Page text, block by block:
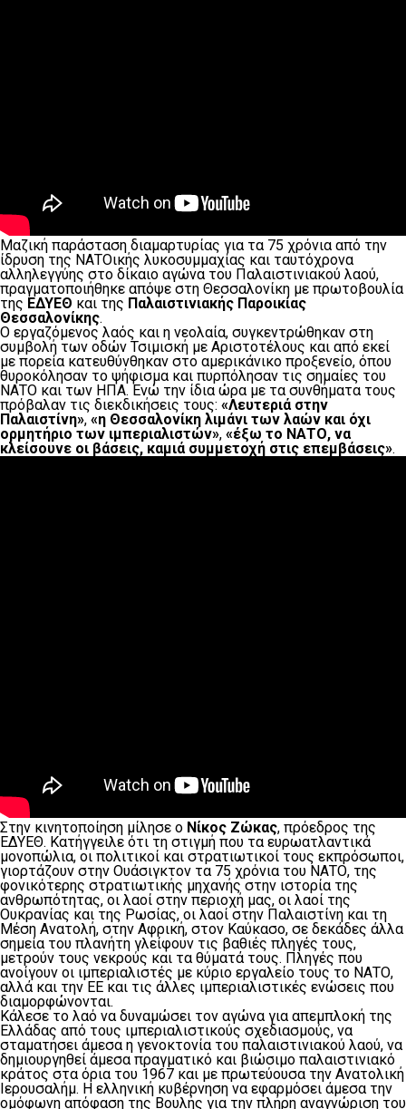
Μαζική παράσταση διαμαρτυρίας για τα 75 χρόνια από την
ίδρυση της ΝΑΤΟικής λυκοσυμμαχίας και ταυτόχρονα
αλληλεγγύης στο δίκαιο αγώνα του Παλαιστινιακού λαού,
πραγματοποιήθηκε απόψε στη Θεσσαλονίκη με πρωτοβουλία
της ΕΔΥΕΘ και της Παλαιστινιακής Παροικίας
Θεσσαλονίκης.
Ο εργαζόμενος λαός και η νεολαία, συγκεντρώθηκαν στη
συμβολή των οδών Τσιμισκή με Αριστοτέλους και από εκεί
με πορεία κατευθύνθηκαν στο αμερικάνικο προξενείο, όπου
θυροκόλησαν το ψήφισμα και πυρπόλησαν τις σημαίες του
ΝΑΤΟ και των ΗΠΑ. Ενώ την ίδια ώρα με τα συνθήματα τους
πρόβαλαν τις διεκδικήσεις τους: «Λευτεριά στην
Παλαιστίνη», «η Θεσσαλονίκη λιμάνι των λαών και όχι
ορμητήριο των ιμπεριαλιστών», «έξω το ΝΑΤΟ, να
κλείσουνε οι βάσεις, καμιά συμμετοχή στις επεμβάσεις».
Στην κινητοποίηση μίλησε ο Νίκος Ζώκας, πρόεδρος της
ΕΔΥΕΘ. Κατήγγειλε ότι τη στιγμή που τα ευρωατλαντικά
μονοπώλια, οι πολιτικοί και στρατιωτικοί τους εκπρόσωποι,
γιορτάζουν στην Ουάσιγκτον τα 75 χρόνια του ΝΑΤΟ, της
φονικότερης στρατιωτικής μηχανής στην ιστορία της
ανθρωπότητας, οι λαοί στην περιοχή μας, οι λαοί της
Ουκρανίας και της Ρωσίας, οι λαοί στην Παλαιστίνη και τη
Μέση Ανατολή, στην Αφρική, στον Καύκασο, σε δεκάδες άλλα
σημεία του πλανήτη γλείφουν τις βαθιές πληγές τους,
μετρούν τους νεκρούς και τα θύματά τους. Πληγές που
ανοίγουν οι ιμπεριαλιστές με κύριο εργαλείο τους το ΝΑΤΟ,
αλλά και την ΕΕ και τις άλλες ιμπεριαλιστικές ενώσεις που
διαμορφώνονται.
Κάλεσε το λαό να δυναμώσει τον αγώνα για απεμπλοκή της
Ελλάδας από τους ιμπεριαλιστικούς σχεδιασμούς, να
σταματήσει άμεσα η γενοκτονία του παλαιστινιακού λαού, να
δημιουργηθεί άμεσα πραγματικό και βιώσιμο παλαιστινιακό
κράτος στα όρια του 1967 και με πρωτεύουσα την Ανατολική
Ιερουσαλήμ. Η ελληνική κυβέρνηση να εφαρμόσει άμεσα την
ομόφωνη απόφαση της Βουλής για την πλήρη αναγνώριση του